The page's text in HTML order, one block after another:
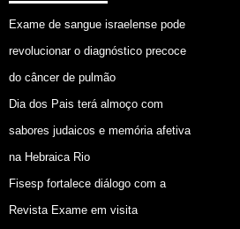
Exame de sangue israelense pode
revolucionar o diagnóstico precoce
do câncer de pulmão
Dia dos Pais terá almoço com
sabores judaicos e memória afetiva
na Hebraica Rio
Fisesp fortalece diálogo com a
Revista Exame em visita